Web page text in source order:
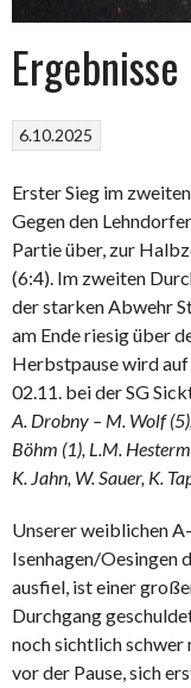
6.10.2025
Erster Sieg im
Gegen den
Partie über, zur
(6:4). Im zweiten
der starken Abwehr
am Ende riesig über
Herbstpause wird
02.11. bei der SG
A. Drobny – M. Wolf
Böhm (1), L.M.
K. Jahn, W. Sauer, K.
Unserer weiblichen
Isenhagen/Oesingen
ausfiel, ist einer
Durchgang
noch sichtlich schwer
vor der Pause, sich